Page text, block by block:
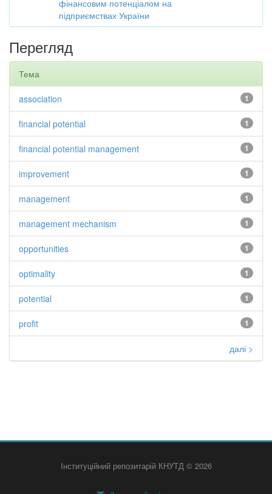
фінансовим потенціалом на
підприємствах України
Перегляд
Тема
1
association
1
financial potential
1
financial potential management
1
improvement
1
management
1
management mechanism
1
opportunities
1
optimality
1
potential
1
profit
далі >
Інституційний репозитарій КНУТД © 2026